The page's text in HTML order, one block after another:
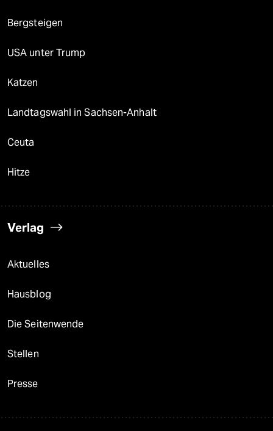
Bergsteigen
USA unter Trump
Katzen
Landtagswahl in Sachsen-Anhalt
Ceuta
Hitze
Verlag
Aktuelles
Hausblog
Die Seitenwende
Stellen
Presse